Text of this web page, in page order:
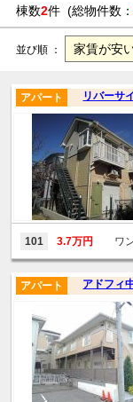
棟数2件 (総物件数：
並び順 ：
リバーサ
アパート
101 3.7万円 ワ
アドフィ
アパート